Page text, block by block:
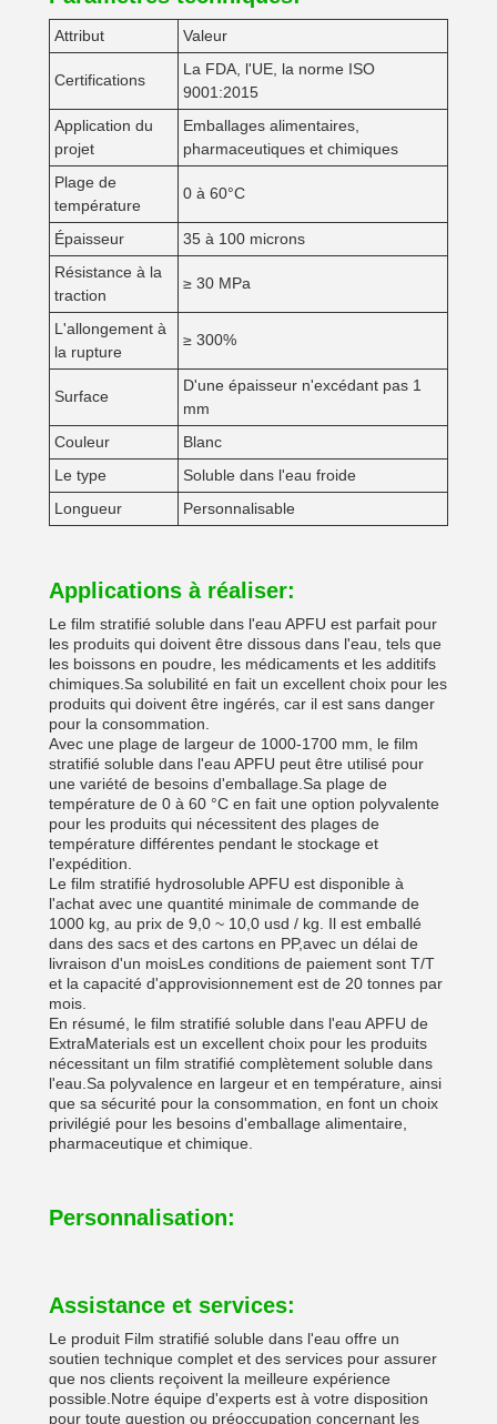
Attribut Valeur
Certifications
La FDA, l'UE, la norme ISO
9001:2015
Application du
projet
Emballages alimentaires,
pharmaceutiques et chimiques
Plage de
température
0 à 60°C
Épaisseur
35 à 100 microns
Résistance à la
traction
≥ 30 MPa
L'allongement à
la rupture
≥ 300%
Surface
D'une épaisseur n'excédant pas 1
mm
Couleur
Blanc
Le type
Soluble dans l'eau froide
Longueur
Personnalisable
Applications à réaliser:
Le film stratifié soluble dans l'eau APFU est parfait pour
les produits qui doivent être dissous dans l'eau, tels que
les boissons en poudre, les médicaments et les additifs
chimiques.Sa solubilité en fait un excellent choix pour les
produits qui doivent être ingérés, car il est sans danger
pour la consommation.
Avec une plage de largeur de 1000-1700 mm, le film
stratifié soluble dans l'eau APFU peut être utilisé pour
une variété de besoins d'emballage.Sa plage de
température de 0 à 60 °C en fait une option polyvalente
pour les produits qui nécessitent des plages de
température différentes pendant le stockage et
l'expédition.
Le film stratifié hydrosoluble APFU est disponible à
l'achat avec une quantité minimale de commande de
1000 kg, au prix de 9,0 ~ 10,0 usd / kg. Il est emballé
dans des sacs et des cartons en PP,avec un délai de
livraison d'un moisLes conditions de paiement sont T/T
et la capacité d'approvisionnement est de 20 tonnes par
mois.
En résumé, le film stratifié soluble dans l'eau APFU de
ExtraMaterials est un excellent choix pour les produits
nécessitant un film stratifié complètement soluble dans
l'eau.Sa polyvalence en largeur et en température, ainsi
que sa sécurité pour la consommation, en font un choix
privilégié pour les besoins d'emballage alimentaire,
pharmaceutique et chimique.
Personnalisation:
Assistance et services:
Le produit Film stratifié soluble dans l'eau offre un
soutien technique complet et des services pour assurer
que nos clients reçoivent la meilleure expérience
possible.Notre équipe d'experts est à votre disposition
pour toute question ou préoccupation concernant les